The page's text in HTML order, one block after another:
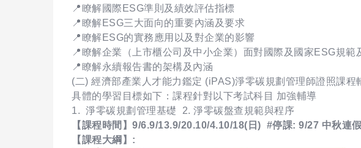
📍瞭解國際ESG準則及績效評估指標
📍瞭解ESG三大面向的重要內涵及要求
📍瞭解ESG的實務應用以及對企業的影響
📍瞭解企業（上市櫃公司及中小企業）面對國際及國家ESG規範
📍瞭解永續報告書的架構及內涵
(二) 經濟部產業人才能力鑑定 (iPAS)淨零碳規劃管理師證照課程
具體的學習目標如下：課程針對以下考試科目 加強輔導
1. 淨零碳規劃管理基礎 2. 淨零碳盤查規範與程序
【課程時間】9/6.9/13.9/20.10/4.10/18(日) #停課: 9/27 中秋連
【課程大綱】: